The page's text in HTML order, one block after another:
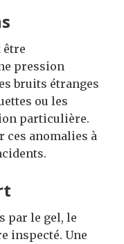
être
pression
bruits étranges
ou les
particulière.
ces anomalies à
par le gel, le
inspecté. Une